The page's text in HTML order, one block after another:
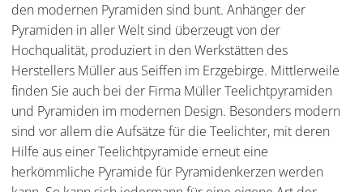
den modernen Pyramiden sind bunt. Anhänger der
Pyramiden in aller Welt sind überzeugt von der
Hochqualität, produziert in den Werkstätten des
Herstellers Müller aus Seiffen im Erzgebirge. Mittlerweile
finden Sie auch bei der Firma Müller Teelichtpyramiden
und Pyramiden im modernen Design. Besonders modern
sind vor allem die Aufsätze für die Teelichter, mit deren
Hilfe aus einer Teelichtpyramide erneut eine
herkömmliche Pyramide für Pyramidenkerzen werden